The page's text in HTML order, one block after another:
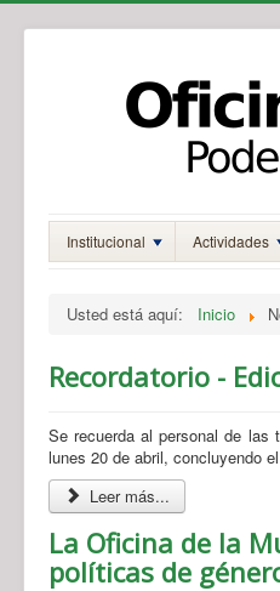
Institucional Actividades
Usted está aquí: Inicio
Recordatorio -
Se recuerda al personal de las
lunes 20 de abril, concluyendo
Leer más...
La Oficina de la
políticas de